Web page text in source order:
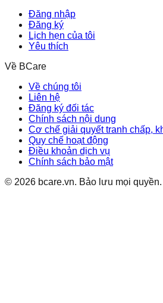
Đăng nhập
Đăng ký
Lịch hẹn của tôi
Yêu thích
Về BCare
Về chúng tôi
Liên hệ
Đăng ký đối tác
Chính sách nội dung
Cơ chế giải quyết tranh chấp,
Quy chế hoạt động
Điều khoản dịch vụ
Chính sách bảo mật
© 2026 bcare.vn. Bảo lưu mọi quyền.